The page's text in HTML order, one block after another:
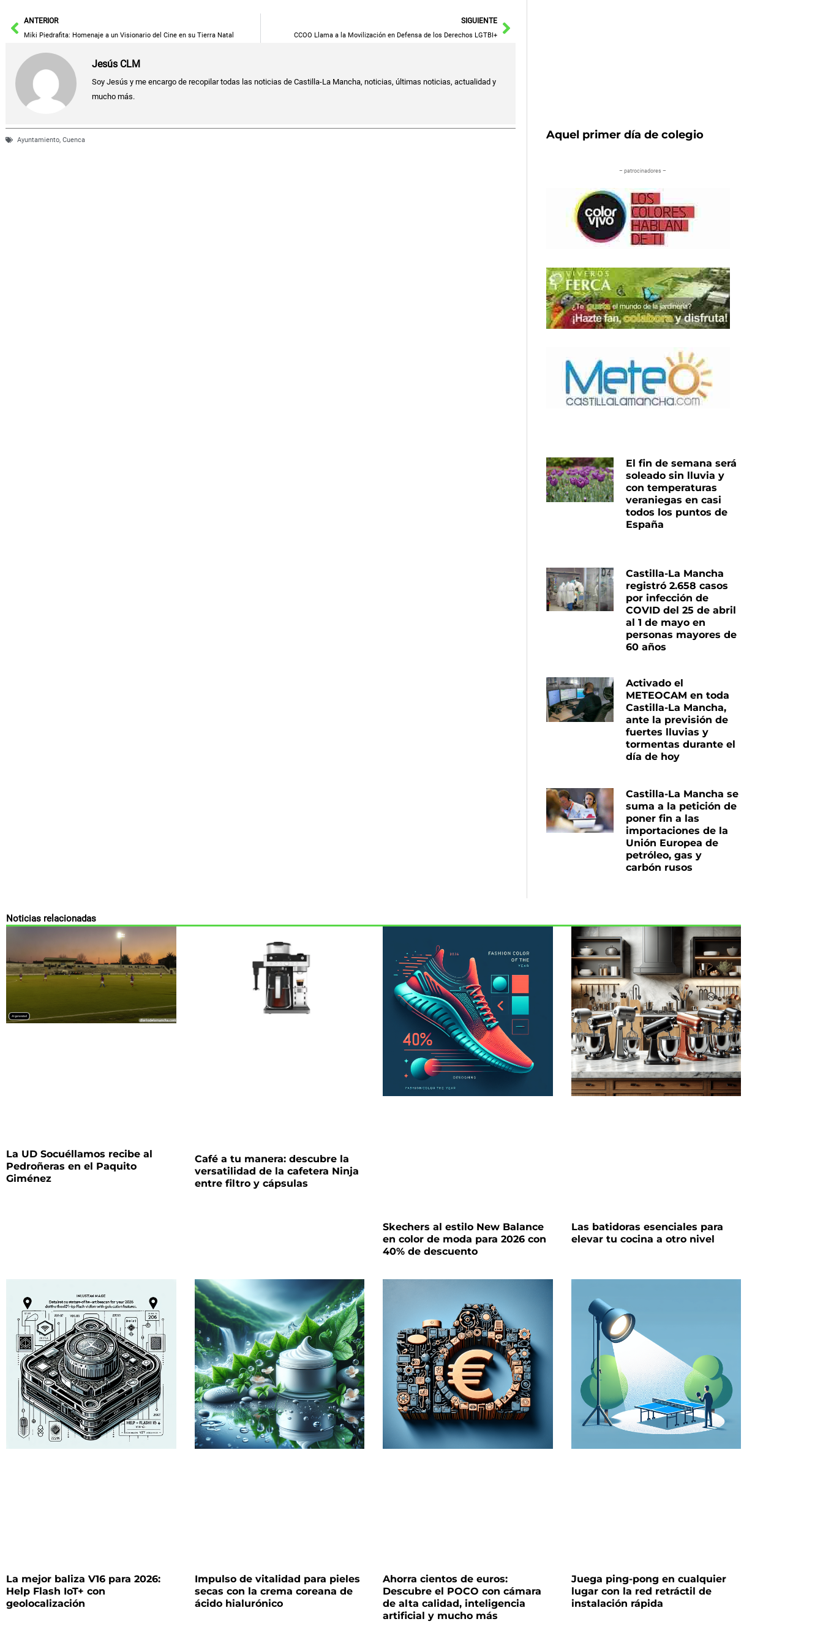
AntANTERIOR
Miki Piedrafita: Homenaje a un Visionario del Cine en su Tierra Natal
SIGUIENTE
CCOO Llama a la Movilización en Defensa de los Derechos LGTBI+
Siguiente
Jesús CLM
Soy Jesús y me encargo de recopilar todas las noticias de Castilla-La Mancha, noticias, últimas noticias, actualidad y
mucho más.
Ayuntamiento, Cuenca Aquel primer día de colegio
– patrocinadores –
El fin de semana será
soleado sin lluvia y
con temperaturas
veraniegas en casi
todos los puntos de
España
Castilla-La Mancha
registró 2.658 casos
por infección de
COVID del 25 de abril
al 1 de mayo en
personas mayores de
60 años
Activado el
METEOCAM en toda
Castilla-La Mancha,
ante la previsión de
fuertes lluvias y
tormentas durante el
día de hoy
Castilla-La Mancha se
suma a la petición de
poner fin a las
importaciones de la
Unión Europea de
petróleo, gas y
carbón rusos
Noticias relacionadas
La UD Socuéllamos recibe al
Pedroñeras en el Paquito
Giménez
Café a tu manera: descubre la
versatilidad de la cafetera Ninja
entre filtro y cápsulas
Skechers al estilo New Balance
en color de moda para 2026 con
40% de descuento
Las batidoras esenciales para
elevar tu cocina a otro nivel
La mejor baliza V16 para 2026:
Help Flash IoT+ con
geolocalización
Impulso de vitalidad para pieles
secas con la crema coreana de
ácido hialurónico
Ahorra cientos de euros:
Descubre el POCO con cámara
de alta calidad, inteligencia
artificial y mucho más
Juega ping-pong en cualquier
lugar con la red retráctil de
instalación rápida